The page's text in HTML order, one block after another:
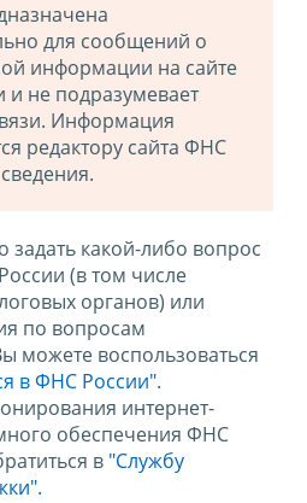
для сообщений о
информации на сайте
не подразумевает
Информация
редактору сайта ФНС
какой-либо вопрос
(в том числе
органов) или
по вопросам
можете воспользоваться
в ФНС России".
интернет-
обеспечения ФНС
в "Службу